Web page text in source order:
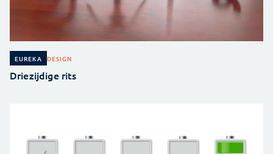
EUREKA DESIGN
Driezijdige rits